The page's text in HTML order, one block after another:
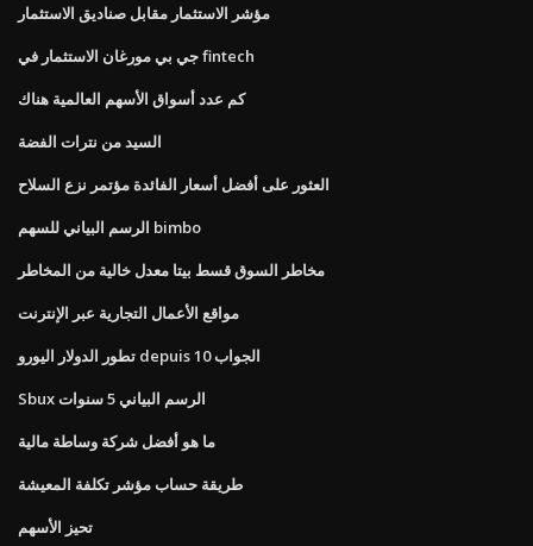
مؤشر الاستثمار مقابل صناديق الاستثمار
جي بي مورغان الاستثمار في fintech
كم عدد أسواق الأسهم العالمية هناك
السيد من نترات الفضة
العثور على أفضل أسعار الفائدة مؤتمر نزع السلاح
الرسم البياني للسهم bimbo
مخاطر السوق قسط بيتا معدل خالية من المخاطر
مواقع الأعمال التجارية عبر الإنترنت
تطور الدولار اليورو depuis 10 الجواب
Sbux الرسم البياني 5 سنوات
ما هو أفضل شركة وساطة مالية
طريقة حساب مؤشر تكلفة المعيشة
تحيز الأسهم